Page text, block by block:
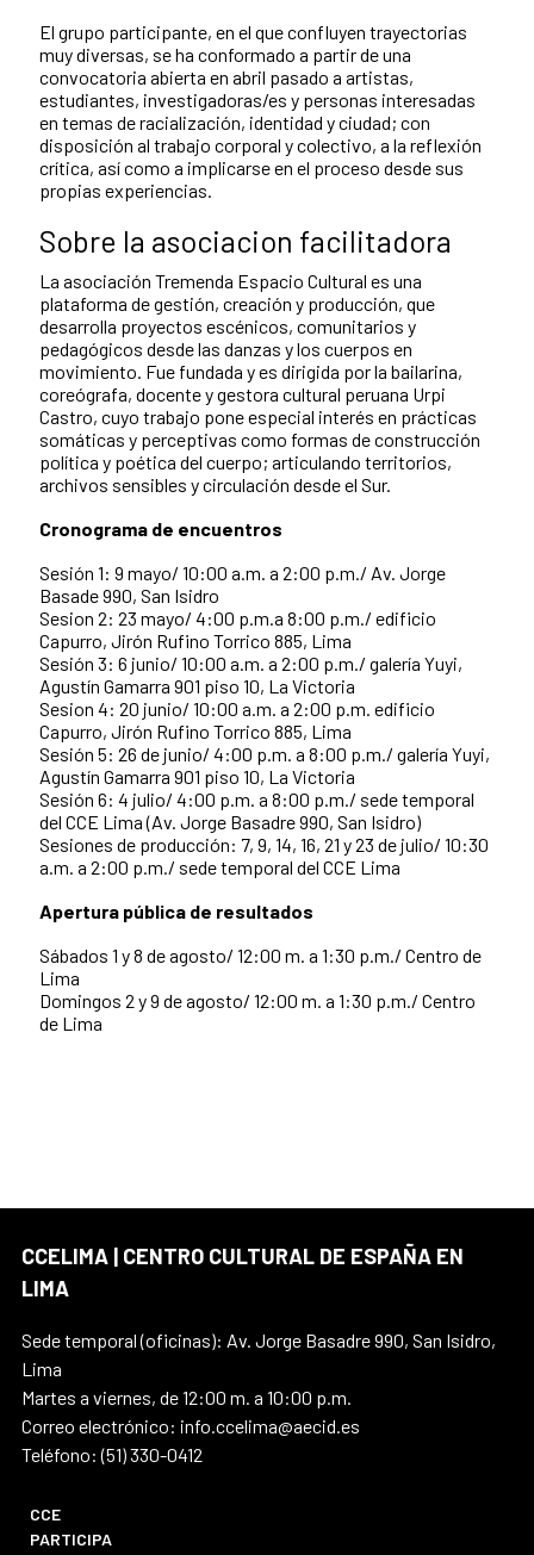
El grupo participante, en el que confluyen trayectorias
muy diversas, se ha conformado a partir de una
convocatoria abierta en abril pasado a artistas,
estudiantes, investigadoras/es y personas interesadas
en temas de racialización, identidad y ciudad; con
disposición al trabajo corporal y colectivo, a la reflexión
crítica, así como a implicarse en el proceso desde sus
propias experiencias.
Sobre la asociacion facilitadora
La asociación Tremenda Espacio Cultural es una
plataforma de gestión, creación y producción, que
desarrolla proyectos escénicos, comunitarios y
pedagógicos desde las danzas y los cuerpos en
movimiento. Fue fundada y es dirigida por la bailarina,
coreógrafa, docente y gestora cultural peruana Urpi
Castro, cuyo trabajo pone especial interés en prácticas
somáticas y perceptivas como formas de construcción
política y poética del cuerpo; articulando territorios,
archivos sensibles y circulación desde el Sur.
Cronograma de encuentros
Sesión 1: 9 mayo/ 10:00 a.m. a 2:00 p.m./ Av. Jorge
Basade 990, San Isidro
Sesion 2: 23 mayo/ 4:00 p.m.a 8:00 p.m./ edificio
Capurro, Jirón Rufino Torrico 885, Lima
Sesión 3: 6 junio/ 10:00 a.m. a 2:00 p.m./ galería Yuyi,
Agustín Gamarra 901 piso 10, La Victoria
Sesion 4: 20 junio/ 10:00 a.m. a 2:00 p.m. edificio
Capurro, Jirón Rufino Torrico 885, Lima
Sesión 5: 26 de junio/ 4:00 p.m. a 8:00 p.m./ galería Yuyi,
Agustín Gamarra 901 piso 10, La Victoria
Sesión 6: 4 julio/ 4:00 p.m. a 8:00 p.m./ sede temporal
del CCE Lima (Av. Jorge Basadre 990, San Isidro)
Sesiones de producción: 7, 9, 14, 16, 21 y 23 de julio/ 10:30
a.m. a 2:00 p.m./ sede temporal del CCE Lima
Apertura pública de resultados
Sábados 1 y 8 de agosto/ 12:00 m. a 1:30 p.m./ Centro de
Lima
Domingos 2 y 9 de agosto/ 12:00 m. a 1:30 p.m./ Centro
de Lima
CCELIMA | CENTRO CULTURAL DE ESPAÑA EN
LIMA
Sede temporal (oficinas): Av. Jorge Basadre 990, San Isidro,
Lima
Martes a viernes, de 12:00 m. a 10:00 p.m.
Correo electrónico: info.ccelima@aecid.es
Teléfono: (51) 330-0412
CCE
PARTICIPA